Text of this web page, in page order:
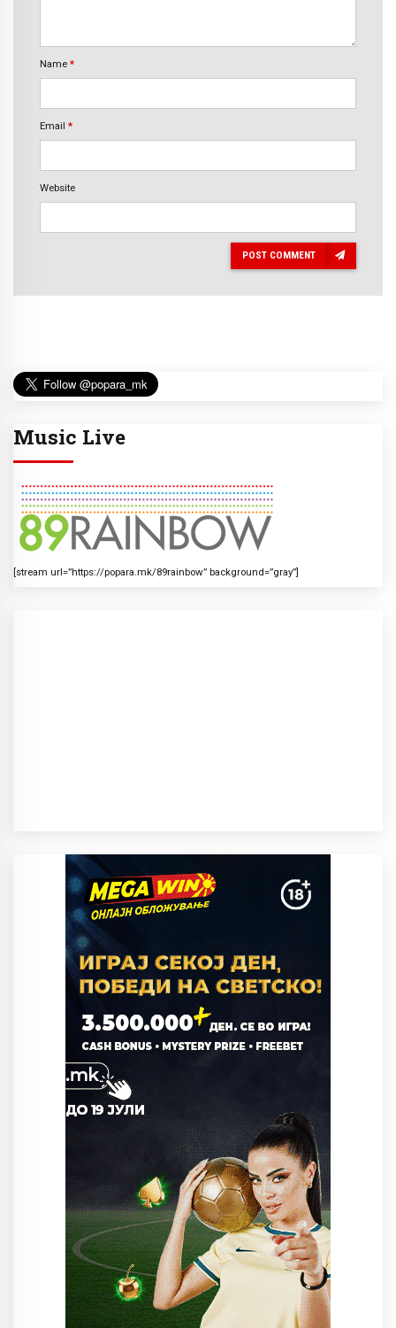
Name *
Email *
Website
POST COMMENT
Music Live
[stream url=”https://popara.mk/89rainbow” background=”gray”]